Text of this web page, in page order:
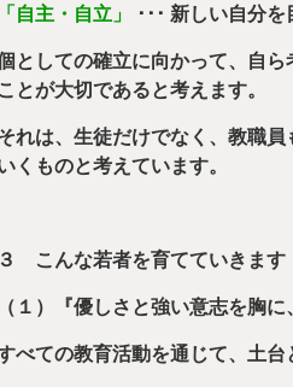
「自主・自立」
･･･ 新しい自分
としての確立に向かって、自
ことが大切であると考えます。
れは、生徒だけでなく、教職
くものと考えています。
３ こんな若者を育てていきます
（１）『優しさと強い意志を胸
べての教育活動を通じて、土